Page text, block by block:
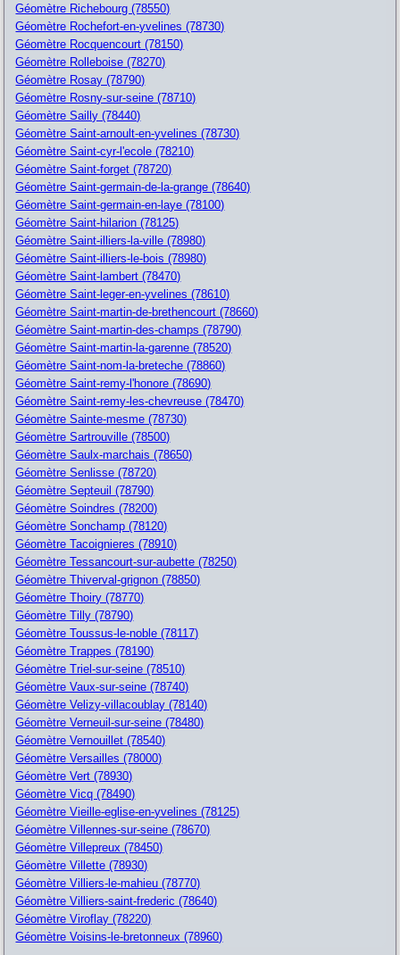
Géomètre Richebourg (78550)
Géomètre Rochefort-en-yvelines (78730)
Géomètre Rocquencourt (78150)
Géomètre Rolleboise (78270)
Géomètre Rosay (78790)
Géomètre Rosny-sur-seine (78710)
Géomètre Sailly (78440)
Géomètre Saint-arnoult-en-yvelines (78730)
Géomètre Saint-cyr-l'ecole (78210)
Géomètre Saint-forget (78720)
Géomètre Saint-germain-de-la-grange (78640)
Géomètre Saint-germain-en-laye (78100)
Géomètre Saint-hilarion (78125)
Géomètre Saint-illiers-la-ville (78980)
Géomètre Saint-illiers-le-bois (78980)
Géomètre Saint-lambert (78470)
Géomètre Saint-leger-en-yvelines (78610)
Géomètre Saint-martin-de-brethencourt (78660)
Géomètre Saint-martin-des-champs (78790)
Géomètre Saint-martin-la-garenne (78520)
Géomètre Saint-nom-la-breteche (78860)
Géomètre Saint-remy-l'honore (78690)
Géomètre Saint-remy-les-chevreuse (78470)
Géomètre Sainte-mesme (78730)
Géomètre Sartrouville (78500)
Géomètre Saulx-marchais (78650)
Géomètre Senlisse (78720)
Géomètre Septeuil (78790)
Géomètre Soindres (78200)
Géomètre Sonchamp (78120)
Géomètre Tacoignieres (78910)
Géomètre Tessancourt-sur-aubette (78250)
Géomètre Thiverval-grignon (78850)
Géomètre Thoiry (78770)
Géomètre Tilly (78790)
Géomètre Toussus-le-noble (78117)
Géomètre Trappes (78190)
Géomètre Triel-sur-seine (78510)
Géomètre Vaux-sur-seine (78740)
Géomètre Velizy-villacoublay (78140)
Géomètre Verneuil-sur-seine (78480)
Géomètre Vernouillet (78540)
Géomètre Versailles (78000)
Géomètre Vert (78930)
Géomètre Vicq (78490)
Géomètre Vieille-eglise-en-yvelines (78125)
Géomètre Villennes-sur-seine (78670)
Géomètre Villepreux (78450)
Géomètre Villette (78930)
Géomètre Villiers-le-mahieu (78770)
Géomètre Villiers-saint-frederic (78640)
Géomètre Viroflay (78220)
Géomètre Voisins-le-bretonneux (78960)